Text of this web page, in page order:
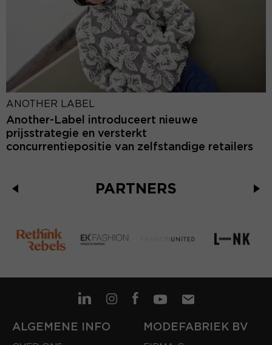
ANOTHER LABEL
Another-Label introduceert nieuwe
prijsstrategie en versterkt
concurrentiepositie van zelfstandige retailers
PARTNERS
ALGEMENE INFO MODEFABRIEK BV